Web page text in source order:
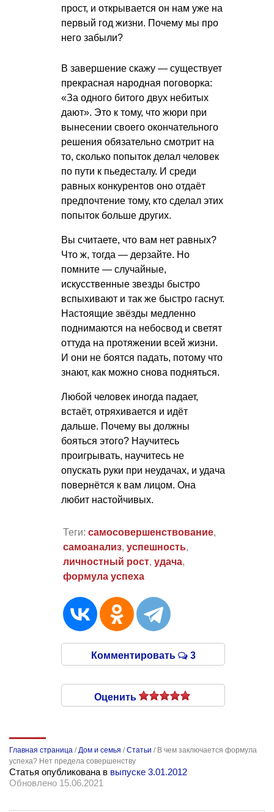
прост, и открывается он нам уже на
первый год жизни. Почему мы про
него забыли?
В завершение скажу — существует
прекрасная народная поговорка:
«За одного битого двух небитых
дают». Это к тому, что жюри при
вынесении своего окончательного
решения обязательно смотрит на
то, сколько попыток делал человек
по пути к пьедесталу. И среди
равных конкурентов оно отдаёт
предпочтение тому, кто сделал этих
попыток больше других.
Вы считаете, что вам нет равных?
Что ж, тогда — дерзайте. Но
помните — случайные,
искусственные звезды быстро
вспыхивают и так же быстро гаснут.
Настоящие звёзды медленно
поднимаются на небосвод и светят
оттуда на протяжении всей жизни.
И они не боятся падать, потому что
знают, как можно снова подняться.
Любой человек иногда падает,
встаёт, отряхивается и идёт
дальше. Почему вы должны
бояться этого? Научитесь
проигрывать, научитесь не
опускать руки при неудачах, и удача
повернётся к вам лицом. Она
любит настойчивых.
Теги: самосовершенствование,
самоанализ, успешность,
личностный рост, удача,
формула успеха
Комментировать 3
Оценить
Главная страница /Дом и семья /Статьи / В чем заключается формула
успеха? Нет предела совершенству
Статья опубликована в выпуске 3.01.2012
Обновлено 15.06.2021